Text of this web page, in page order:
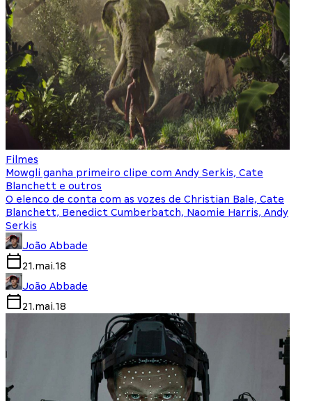
Filmes
Mowgli ganha primeiro clipe com Andy Serkis, Cate
Blanchett e outros
O elenco de conta com as vozes de Christian Bale, Cate
Blanchett, Benedict Cumberbatch, Naomie Harris, Andy
Serkis
João Abbade
21.mai.18
João Abbade
21.mai.18